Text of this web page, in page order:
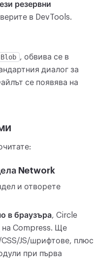
резервни
в DevTools.
Blob , обвива се в
диалог за
се появява на
Network
и отворете
в браузъра, Circle
на Compress. Ще
JS/шрифтове, плюс
при първа